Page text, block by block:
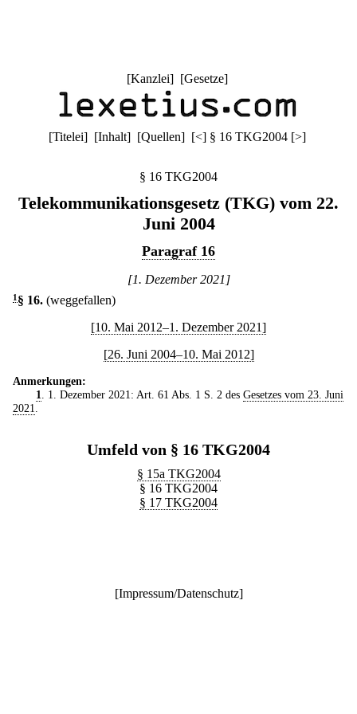
[Kanzlei] [Gesetze]
[Titelei] [Inhalt] [Quellen] [<] § 16 TKG2004 [>]
§ 16 TKG2004
Telekommunikationsgesetz (TKG) vom 22.
Juni 2004
Paragraf 16
[1. Dezember 2021]
1 § 16. (weggefallen)
[10. Mai 2012–1. Dezember 2021]
[26. Juni 2004–10. Mai 2012]
Anmerkungen:
1
. 1. Dezember 2021: Art. 61 Abs. 1 S. 2 des Gesetzes vom 23. Juni
2021
Umfeld von § 16 TKG2004
§ 15a TKG2004
§ 16 TKG2004
§ 17 TKG2004
[Impressum/Datenschutz]